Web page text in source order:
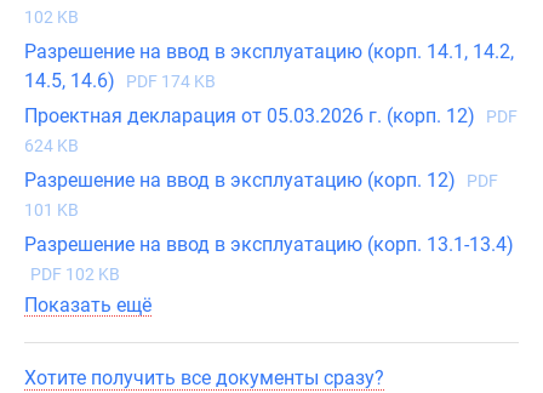
102 KB
Разрешение на ввод в эксплуатацию (корп. 14.1, 14.2,
14.5, 14.6)
PDF 174 KB
Проектная декларация от 05.03.2026 г. (корп. 12)
PDF
624 KB
Разрешение на ввод в эксплуатацию (корп. 12)
PDF
101 KB
Разрешение на ввод в эксплуатацию (корп. 13.1-13.4)
PDF 102 KB
Показать ещё
Хотите получить все документы сразу?